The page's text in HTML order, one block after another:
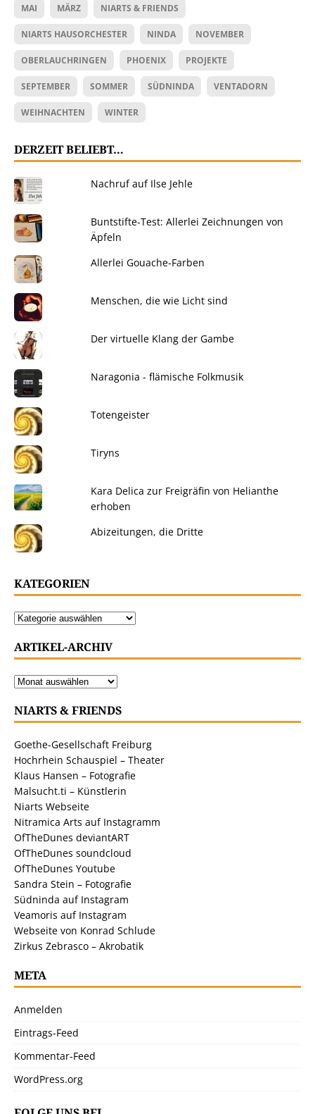
MAI MÄRZ NIARTS & FRIENDS
NIARTS HAUSORCHESTER NINDA NOVEMBER
OBERLAUCHRINGEN PHOENIX PROJEKTE
SEPTEMBER SOMMER SÜDNINDA VENTADORN
WEIHNACHTEN WINTER
DERZEIT BELIEBT…
Nachruf auf Ilse Jehle
Buntstifte-Test: Allerlei Zeichnungen von
Äpfeln
Allerlei Gouache-Farben
Menschen, die wie Licht sind
Der virtuelle Klang der Gambe
Naragonia - flämische Folkmusik
Totengeister
Tiryns
Kara Delica zur Freigräfin von Helianthe
erhoben
Abizeitungen, die Dritte
KATEGORIEN
ARTIKEL-ARCHIV
NIARTS & FRIENDS
Goethe-Gesellschaft Freiburg
Hochrhein Schauspiel – Theater
Klaus Hansen – Fotografie
Malsucht.ti – Künstlerin
Niarts Webseite
Nitramica Arts auf Instagramm
OfTheDunes deviantART
OfTheDunes soundcloud
OfTheDunes Youtube
Sandra Stein – Fotografie
Südninda auf Instagram
Veamoris auf Instagram
Webseite von Konrad Schlude
Zirkus Zebrasco – Akrobatik
META
Anmelden
Eintrags-Feed
Kommentar-Feed
WordPress.org